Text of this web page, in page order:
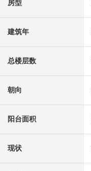
房型
建筑年
总楼层数
朝向
阳台面积
现状